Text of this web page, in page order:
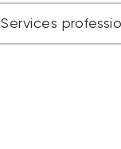
Services